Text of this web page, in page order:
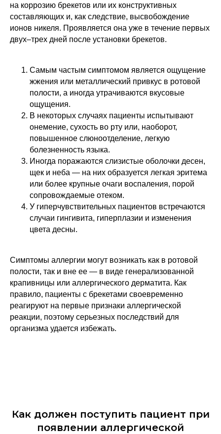
на коррозию брекетов или их конструктивных
составляющих и, как следствие, высвобождение
ионов никеля. Проявляется она уже в течение первых
двух–трех дней после установки брекетов.
Самым частым симптомом является ощущение
жжения или металлический привкус в ротовой
полости, а иногда утрачиваются вкусовые
ощущения.
В некоторых случаях пациенты испытывают
онемение, сухость во рту или, наоборот,
повышенное слюноотделение, легкую
болезненность языка.
Иногда поражаются слизистые оболочки десен,
щек и неба — на них образуется легкая эритема
или более крупные очаги воспаления, порой
сопровождаемые отеком.
У гиперчувствительных пациентов встречаются
случаи гингивита, гиперплазии и изменения
цвета десны.
Симптомы аллергии могут возникать как в ротовой
полости, так и вне ее — в виде генерализованной
крапивницы или аллергического дерматита. Как
правило, пациенты с брекетами своевременно
реагируют на первые признаки аллергической
реакции, поэтому серьезных последствий для
организма удается избежать.
Как должен поступить пациент при
появлении аллергической